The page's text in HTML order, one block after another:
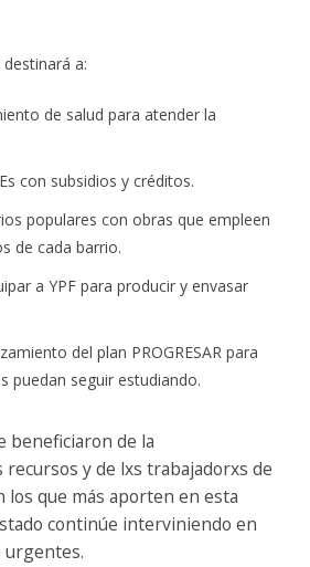
a:
de salud para atender la
con subsidios y créditos.
populares con obras que empleen
de cada barrio.
a YPF para producir y envasar
del plan PROGRESAR para
puedan seguir estudiando.
beneficiaron de la
y de lxs trabajadorxs de
los que más aporten en esta
continúe interviniendo en
urgentes.